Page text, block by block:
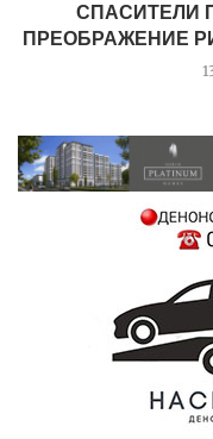
СПАСИТЕЛИ
ПРЕОБРАЖЕНИЕ